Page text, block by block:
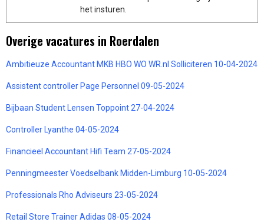
het insturen.
Overige vacatures in Roerdalen
Ambitieuze Accountant MKB HBO WO WR.nl Solliciteren 10-04-2024
Assistent controller Page Personnel 09-05-2024
Bijbaan Student Lensen Toppoint 27-04-2024
Controller Lyanthe 04-05-2024
Financieel Accountant Hifi Team 27-05-2024
Penningmeester Voedselbank Midden-Limburg 10-05-2024
Professionals Rho Adviseurs 23-05-2024
Retail Store Trainer Adidas 08-05-2024